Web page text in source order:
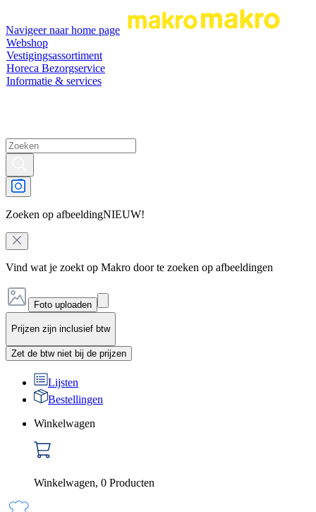
Navigeer naar home page
Webshop
Vestigingsassortiment
Horeca Bezorgservice
Informatie & services
Zoeken op afbeeldingNIEUW!
Vind wat je zoekt op Makro door te zoeken op afbeeldingen
Foto uploaden
Prijzen zijn inclusief btw
Zet de btw niet bij de prijzen
Lijsten
Bestellingen
Winkelwagen
Winkelwagen, 0 Producten